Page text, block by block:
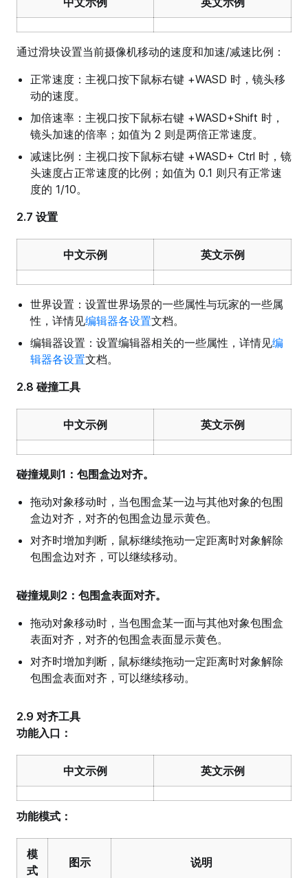
通过滑块设置当前摄像机移动的速度和加速/减速比例：
正常速度：主视口按下鼠标右键 +WASD 时，镜头移
动的速度。
加倍速率：主视口按下鼠标右键 +WASD+Shift 时，
镜头加速的倍率；如值为 2 则是两倍正常速度。
减速比例：主视口按下鼠标右键 +WASD+ Ctrl 时，镜
头速度占正常速度的比例；如值为 0.1 则只有正常速
度的 1/10。
2.7 设置
中文示例 英文示例
世界设置：设置世界场景的一些属性与玩家的一些属
性，详情见编辑器各设置文档。
编辑器设置：设置编辑器相关的一些属性，详情见编
辑器各设置文档。
2.8 碰撞工具
中文示例 英文示例
碰撞规则1：包围盒边对齐。
拖动对象移动时，当包围盒某一边与其他对象的包围
盒边对齐，对齐的包围盒边显示黄色。
对齐时增加判断，鼠标继续拖动一定距离时对象解除
包围盒边对齐，可以继续移动。
碰撞规则2：包围盒表面对齐。
拖动对象移动时，当包围盒某一面与其他对象包围盒
表面对齐，对齐的包围盒表面显示黄色。
对齐时增加判断，鼠标继续拖动一定距离时对象解除
包围盒表面对齐，可以继续移动。
2.9 对齐工具
功能入口：
中文示例 英文示例
功能模式：
模
式
图示 说明